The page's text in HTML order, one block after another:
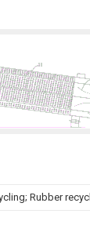
Rubber